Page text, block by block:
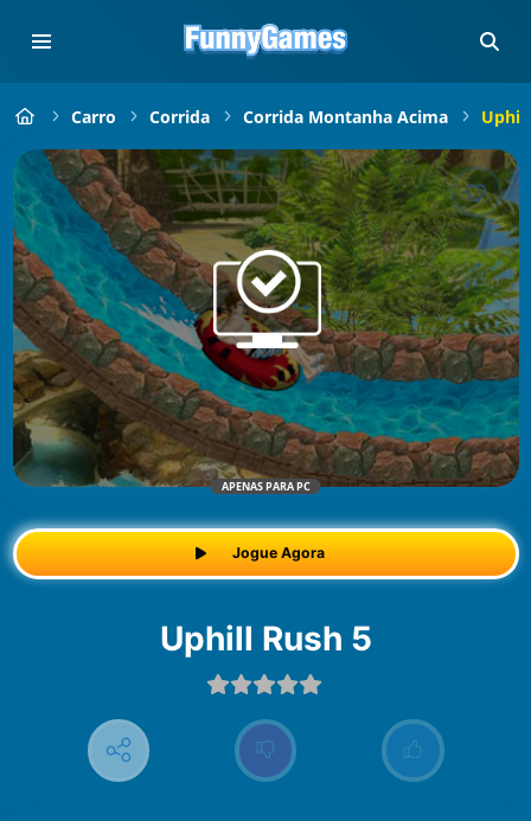
Carro Corrida Corrida Montanha Acima
APENAS PARA PC
Jogue Agora
Uphill Rush 5